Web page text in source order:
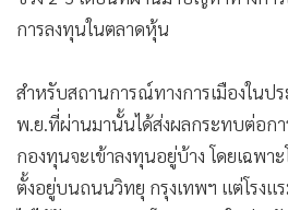
การลงทุนในตลาดหุ้น
สำหรับสถานการณ์ทางการเมืองในป
พ.ย.ที่ผ่านมานั้นได้ส่งผลกระทบต่อกา
กองทุนจะเข้าลงทุนอยู่บ้าง โดยเฉพา
ตั้งอยู่บนถนนวิทยุ กรุงเทพฯ แต่โรง